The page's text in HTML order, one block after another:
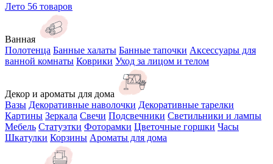
Лето 56 товаров
Ванная
Полотенца Банные халаты Банные тапочки Аксессуары для
ванной комнаты Коврики Уход за лицом и телом
Декор и ароматы для дома
Вазы Декоративные наволочки Декоративные тарелки
Картины Зеркала Свечи Подсвечники Светильники и лампы
Мебель Статуэтки Фоторамки Цветочные горшки Часы
Шкатулки Корзины Ароматы для дома